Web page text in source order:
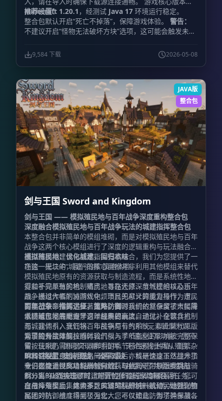
Minecraft 1.20.1 ，经测试 Java 17 环境运行稳定。
推荐设置：
整合包默认开启“死亡不掉落”，保障游戏体验。 警告：
不建议开启“怪物无法破坏方块”选项，这可能会触发未知
MB 。请根据您的电脑配置酌情选择，切勿无脑拉高，过
高的内存分配可能导致游戏无法启动。
9,584 下载 2026-05-08
JAVA版
整合包
剑与王国 Sword and Kingdom
剑与王国 —— 模拟殖民地与百年战争深度重构整合包
深度融合模拟殖民地与百年战争玩法的城建指挥整合包
本整合包并非简单的模组堆砌，而是对模拟殖民地与百年
战争这两个核心模组进行了深度的逻辑重构与玩法融合。
通过将模拟建设与战术指挥有机结合，我们为您提供了一
场独一无二的“城建+指挥”策略体验。
模拟殖民地：优化城建，回归本味
在这一模块中，我们的核心目标并非利用其他模组来替代
模拟殖民地原有的资源获取与制造流程，而是系统性地修
复和补完原有的机制痛点，旨在还原深度城建的核心乐
趣。通过大幅削减游戏中烦琐且无意义的重复操作，市民
的执行效率得到了显著提升，同时我们依然保留了市民需
求随城市发展而提升这一经典要素。
得益于简单殖民地、殖民地寻路大修、节气模组以及百年
战争模组作者的协同优化，市民的AI计算能力与行为逻辑
实现了革命性的进步。此外，资源系统的复杂度被大幅降
低，殖民地的配方学习过程现已高度自动化。在饮食方
面，我们引入烹饪锅、市民锅与节气系统，以此替代原版
繁琐的餐饮限制；同时，气候与季节变化的影响被完整保
留，玩家仍需根据不同群系的季节特性规划种植，而繁杂
的餐饮设置逻辑也随之简化。最后，科研速度虽然提升了
十倍之快，但高级科研材料的获取依托于带领士兵挑战
BOSS，从而实现了城建与冒险体验的深度耦合。
百年战争：指挥远征，策略防御
本模组包彻底重塑了百年战争的玩法。通过补全募兵机制
与城建体系，我们将百年战争原有的RTS元素转型为以带
兵冒险为主体的核心体验。
为了提升战斗操控感，我们引入了R键远征军功能：您只
需按住R键，即可实现瞬时指挥。无论是将士兵从殖民地
瞬间召唤至身边，还是一键遣返，亦或是快速下达战术指
令，都能通过此功能高效完成。与此同时，原版步兵与骑
兵分离的设定被摒弃，取而代之的是全军骑乘系统，您可
自由命令士兵集体骑乘，实现军队的统一机动。此外，殖
民地的防御维度得到了强化，您可以建造防御塔并部署各
BOSS挑战：史诗团战，公平对决
我们极度重视BOSS战的游戏性，并引入了共享进度机
制：当BOSS被击败时，附近的所有玩家均可获得任务进
度与掉落奖励，其中不乏关键的科研材料或殖民地强化物
品。
在战斗规模上，绝大多数BOSS挑战均被设计为大规模的
军团对抗，战斗场面极为宏大。不仅如此，为了确保战斗